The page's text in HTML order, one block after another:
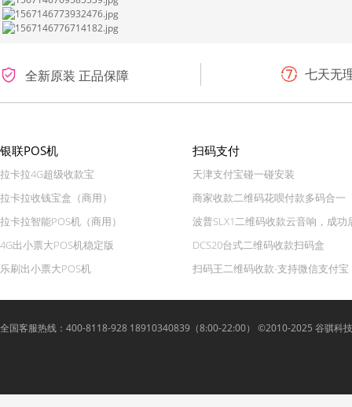
全新原装 正品保障 七天无
银联POS机
拉卡拉4G超级收款宝
拉卡拉收钱宝盒（商用）
拉卡拉智能POS机（商用）
4G出小票大POS机稳定版
乐刷出小票大POS机
扫码支付
天津支付宝碰一碰安装
商家收款二维码花呗付款多码合一
波普SLX1二维码收款云音响，成功
DCS20台式二维码收款扫码盒
扫码王二维码收款-支持微信支付宝
全国客服热线：400-8118-928 18910340839（8:00-22:00） ©2010-2025 谷骐科